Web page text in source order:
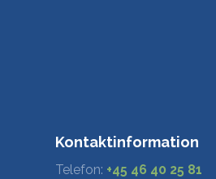
Kontaktinformation
Telefon: +45 46 40 25 81